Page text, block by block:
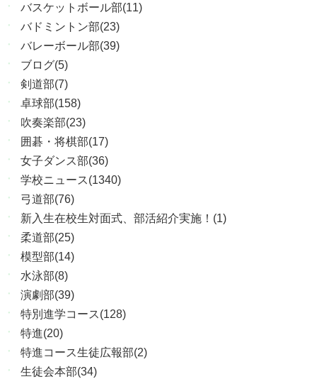
バスケットボール部(11)
バドミントン部(23)
バレーボール部(39)
ブログ(5)
剣道部(7)
卓球部(158)
吹奏楽部(23)
囲碁・将棋部(17)
女子ダンス部(36)
学校ニュース(1340)
弓道部(76)
新入生在校生対面式、部活紹介実施！(1)
柔道部(25)
模型部(14)
水泳部(8)
演劇部(39)
特別進学コース(128)
特進(20)
特進コース生徒広報部(2)
生徒会本部(34)